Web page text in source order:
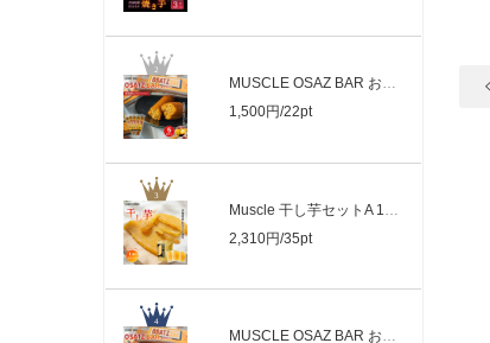
MUSCLE OSAZ BAR おさつバー（5本セット）
1,500円/22pt
2,310円/35pt
MUSCLE OSAZ BAR おさつバー（10本セット）